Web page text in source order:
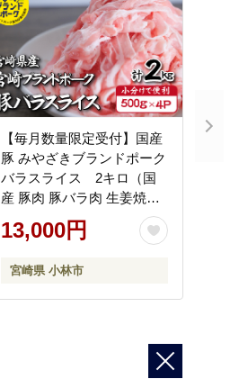
【毎月数量限定受付】国産
豚 みやざきブランドポーク
バラスライス 2キロ（国
産 豚肉 豚バラ肉 生姜焼き
焼肉 スライス 限定 小分け
宮崎 冷凍）
13,000円
宮崎県 小林市